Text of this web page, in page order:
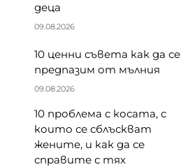
деца
09.08.2026
10 ценни съвета как да се
предпазим от мълния
09.08.2026
10 проблема с косата, с
които се сблъскват
жените, и как да се
справите с тях